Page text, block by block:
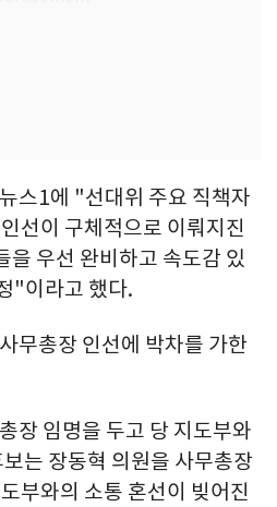
스1에 "선대위 주요 직책자
선이 구체적으로 이뤄지진
우선 완비하고 속도감 있
"이라고 했다.
무총장 인선에 박차를 가한
장 임명을 두고 당 지도부와
는 장동혁 의원을 사무총장
부와의 소통 혼선이 빚어진